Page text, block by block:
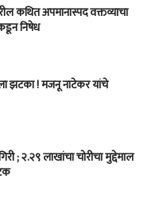
कथित अपमानास्पद वक्तव्याचा
निषेध
झटका ! मजनू नाटेकर यांचे
; २.२९ लाखांचा चोरीचा मुद्देमाल